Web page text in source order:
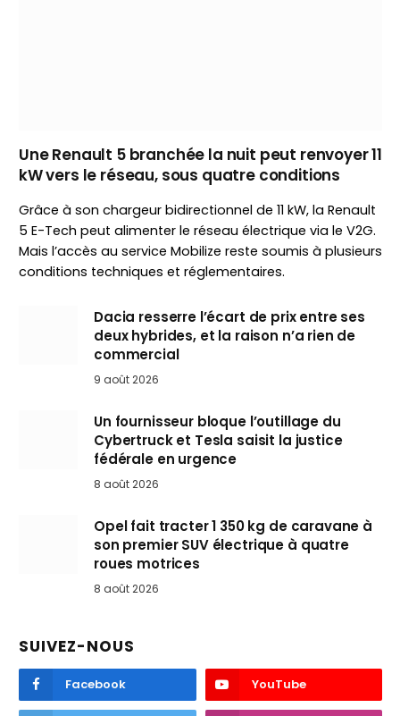
Une Renault 5 branchée la nuit peut renvoyer 11
kW vers le réseau, sous quatre conditions
Grâce à son chargeur bidirectionnel de 11 kW, la Renault
5 E-Tech peut alimenter le réseau électrique via le V2G.
Mais l’accès au service Mobilize reste soumis à plusieurs
conditions techniques et réglementaires.
Dacia resserre l’écart de prix entre ses
deux hybrides, et la raison n’a rien de
commercial
9 août 2026
Un fournisseur bloque l’outillage du
Cybertruck et Tesla saisit la justice
fédérale en urgence
8 août 2026
Opel fait tracter 1 350 kg de caravane à
son premier SUV électrique à quatre
roues motrices
8 août 2026
SUIVEZ-NOUS
Facebook YouTube